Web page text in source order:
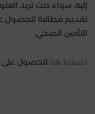
إليه، سواء كنت تريد
تقديم مطالبة للحصول
التأمين الصحي.
اضغط هنا للحصول على